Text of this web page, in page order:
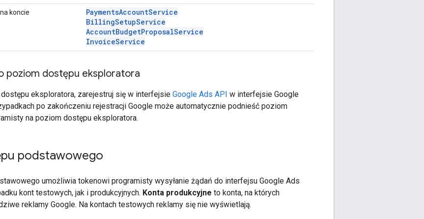
koncie
PaymentsAccountService
BillingSetupService
AccountBudgetProposalService
InvoiceService
poziom dostępu eksploratora
eksploratora, zarejestruj się w interfejsie Google Ads API w interfejsie Google
po zakończeniu rejestracji Google może automatycznie podnieść poziom
na poziom dostępu eksploratora.
podstawowego
umożliwia tokenowi programisty wysyłanie żądań do interfejsu Google Ads
kont testowych, jak i produkcyjnych. Konta produkcyjne to konta, na których
reklamy Google. Na kontach testowych reklamy się nie wyświetlają.